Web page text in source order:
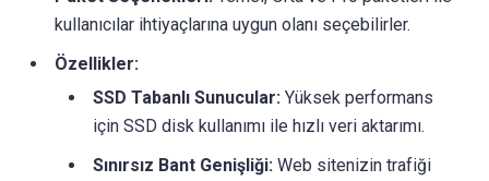
kullanıcılar ihtiyaçlarına uygun olanı seçebilirler.
Özellikler:
SSD Tabanlı Sunucular: Yüksek performans
için SSD disk kullanımı ile hızlı veri aktarımı.
Sınırsız Bant Genişliği: Web sitenizin trafiği